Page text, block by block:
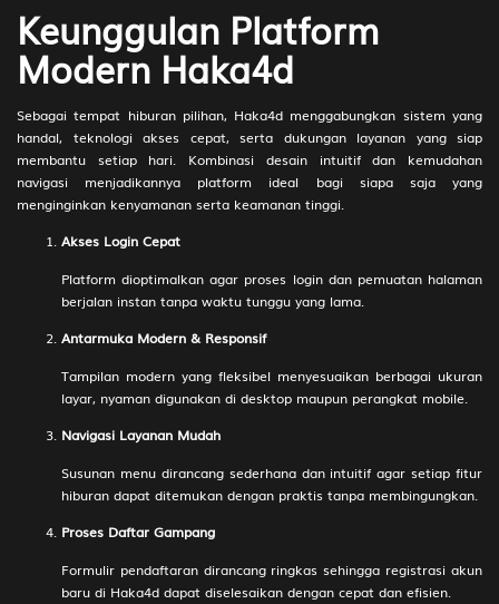
213
Bajak Laut - Pinguin - Setipan -
Gentong - Radio - Indrajit
2D
214
Suami Istri - Bebek - Balapan
Lari - Nangka - Lemari - Ratih
dan Kamajaya
2D
75 (85-
35-32-
53)
215
Jendral Wanita,Jenderal -
Timbangan - Srikandi
Wali Kota - Penyu - Bekel -
Cincin - Payung - Togog
2D
77 (69-
217
Orang Kaya - Ikan Gergaji -
Balap Becak - Semangka -
Mandrakumara
2D
78 (79-
18-46-
Jendral Serakah,Jenderal -
Orong-Orong - Okol - Jeruk Bali -
Kompor - Suyudana
2D
79 (78-
13-43-
Gembala Kuda Nil - As - Telinga
- Berlian - Udawa
2D
82 (53-
10-28-
Keunggulan Platform
Modern Haka4d
Sebagai tempat hiburan pilihan, Haka4d menggabungkan sistem yang
handal, teknologi akses cepat, serta dukungan layanan yang siap
membantu setiap hari. Kombinasi desain intuitif dan kemudahan
navigasi menjadikannya platform ideal bagi siapa saja yang
menginginkan kenyamanan serta keamanan tinggi.
Akses Login Cepat
Platform dioptimalkan agar proses login dan pemuatan halaman
berjalan instan tanpa waktu tunggu yang lama.
Antarmuka Modern & Responsif
Tampilan modern yang fleksibel menyesuaikan berbagai ukuran
layar, nyaman digunakan di desktop maupun perangkat mobile.
Navigasi Layanan Mudah
Susunan menu dirancang sederhana dan intuitif agar setiap fitur
hiburan dapat ditemukan dengan praktis tanpa membingungkan.
Proses Daftar Gampang
Formulir pendaftaran dirancang ringkas sehingga registrasi akun
baru di Haka4d dapat diselesaikan dengan cepat dan efisien.